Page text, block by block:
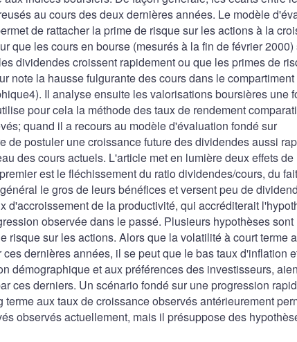
au cours des deux dernières années. Le modèle
de rattacher la prime de risque sur les actions à la
que les cours en bourse (mesurés à la fin de février 2000)
dividendes croissent rapidement ou que les primes de
note la hausse fulgurante des cours dans le
Il analyse ensuite les valorisations boursières une
pour cela la méthode des taux de rendement
quand il a recours au modèle d'évaluation fondé sur
postuler une croissance future des dividendes aussi
des cours actuels. L'article met en lumière deux effets de
est le fléchissement du ratio dividendes/cours, du
le gros de leurs bénéfices et versent peu de
d'accroissement de la productivité, qui accréditerait
observée dans le passé. Plusieurs hypothèses sont
sur les actions. Alors que la volatilité à court terme a
dernières années, il se peut que le bas taux d'inflation
démographique et aux préférences des investisseurs,
ces derniers. Un scénario fondé sur une progression
aux taux de croissance observés antérieurement
observés actuellement, mais il présuppose des